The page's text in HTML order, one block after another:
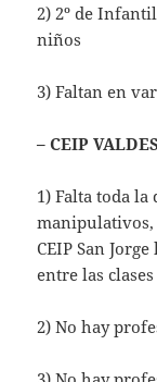
2) 2º de
niños
3) Faltan en
– CEIP
1) Falta toda
manipulativos,
CEIP San
entre las
2) No hay